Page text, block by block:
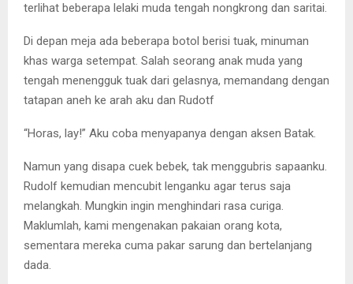
terlihat beberapa lelaki muda tengah nongkrong dan saritai.
Di depan meja ada beberapa botol berisi tuak, minuman
khas warga setempat. Salah seorang anak muda yang
tengah menengguk tuak dari gelasnya, memandang dengan
tatapan aneh ke arah aku dan Rudotf
“Horas, lay!” Aku coba menyapanya dengan aksen Batak.
Namun yang disapa cuek bebek, tak menggubris sapaanku.
Rudolf kemudian mencubit lenganku agar terus saja
melangkah. Mungkin ingin menghindari rasa curiga.
Maklumlah, kami mengenakan pakaian orang kota,
sementara mereka cuma pakar sarung dan bertelanjang
dada.